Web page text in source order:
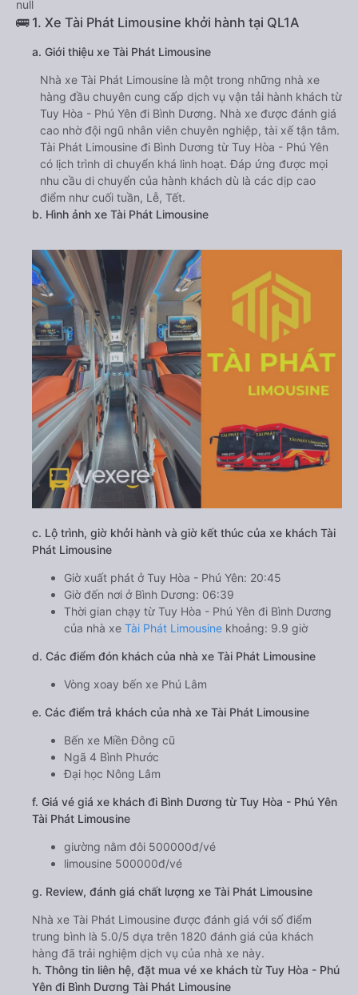
null
🚌 1. Xe Tài Phát Limousine khởi hành tại QL1A
a. Giới thiệu xe Tài Phát Limousine
Nhà xe Tài Phát Limousine là một trong những nhà xe
hàng đầu chuyên cung cấp dịch vụ vận tải hành khách từ
Tuy Hòa - Phú Yên đi Bình Dương. Nhà xe được đánh giá
cao nhờ đội ngũ nhân viên chuyên nghiệp, tài xế tận tâm.
Tài Phát Limousine đi Bình Dương từ Tuy Hòa - Phú Yên
có lịch trình di chuyển khá linh hoạt. Đáp ứng được mọi
nhu cầu di chuyển của hành khách dù là các dịp cao
điểm như cuối tuần, Lễ, Tết.
b. Hình ảnh xe Tài Phát Limousine
c. Lộ trình, giờ khởi hành và giờ kết thúc của xe khách Tài
Phát Limousine
Giờ xuất phát ở Tuy Hòa - Phú Yên: 20:45
Giờ đến nơi ở Bình Dương: 06:39
Thời gian chạy từ Tuy Hòa - Phú Yên đi Bình Dương
của nhà xe Tài Phát Limousine khoảng: 9.9 giờ
d. Các điểm đón khách của nhà xe Tài Phát Limousine
Vòng xoay bến xe Phú Lâm
e. Các điểm trả khách của nhà xe Tài Phát Limousine
Bến xe Miền Đông cũ
Ngã 4 Bình Phước
Đại học Nông Lâm
f. Giá vé giá xe khách đi Bình Dương từ Tuy Hòa - Phú Yên
Tài Phát Limousine
giường nằm đôi 500000đ/vé
limousine 500000đ/vé
g. Review, đánh giá chất lượng xe Tài Phát Limousine
Nhà xe Tài Phát Limousine được đánh giá với số điểm
trung bình là 5.0/5 dựa trên 1820 đánh giá của khách
hàng đã trải nghiệm dịch vụ của nhà xe này.
h. Thông tin liên hệ, đặt mua vé xe khách từ Tuy Hòa - Phú
Yên đi Bình Dương Tài Phát Limousine